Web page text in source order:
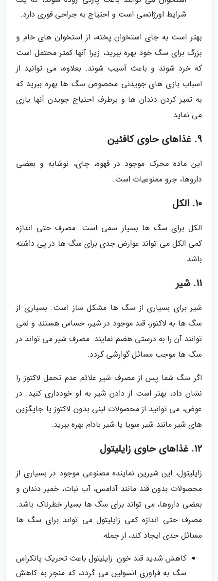
شرایط اورژانسی است و احتیاج به جراحی فوری دارد.
بهتر است به جای استخوان پخته، از استخوان های خام و
بزرگ برای سگ خود بهره ببرید، زیرا آنها کمتر محتمل است
که خرد شوند و باعث آسیب شوند. بعلاوه، می توانید از
اسباب بازی های جویدنی مخصوص سگ ها بهره ببرید که
به تمیز کردن دندان ها و برطرف احتیاج جویدن آنها یاری
می نماید.
9. غذاهای حاوی کافئین
این ماده محرک موجود در قهوه، چای، نوشابه و بعضی
داروها، جزو ممنوعیات است.
10. الکل
الکل برای سگ ها بسیار سمی است. مصرف حتی اندازه
کمی الکل می تواند عوارض جدی برای سگ ها در پی داشته
باشد.
11. شیر
شیر برای بسیاری از سگ ها مشکل ساز است. بسیاری از
سگ ها به لاکتوز، قند موجود در شیر، حساس هستند و نمی
توانند آن را به درستی هضم نمایند. مصرف شیر می تواند در
سگ ها موجب مسائل گوارشی گردد.
اگر سگ شما پس از مصرف شیر علائم عدم تحمل لاکتوز را
نشان داد، بهتر است از دادن شیر به او خودداری کنید. در
عوض، می توانید از محصولات لبنی بدون لاکتوز یا جایگزین
های شیر مانند شیر سویا یا شیر بادام بهره ببرید.
12. غذاهای حاوی زایلیتول
زایلیتول، این شیرین نماینده مصنوعی موجود در بسیاری از
محصولات بدون قند مانند آدامس، آب نبات، خمیر دندان و
بعضی داروها، می تواند برای سگ ها بسیار خطرناک باشد.
مصرف حتی اندازه کمی زایلیتول می تواند برای سگ ها
مسائل جدی ایجاد کند، از جمله:
کاهش شدید قند خون: زایلیتول باعث تحریک پانکراس
سگ به فراوری انسولین می گردد، که منجر به کاهش